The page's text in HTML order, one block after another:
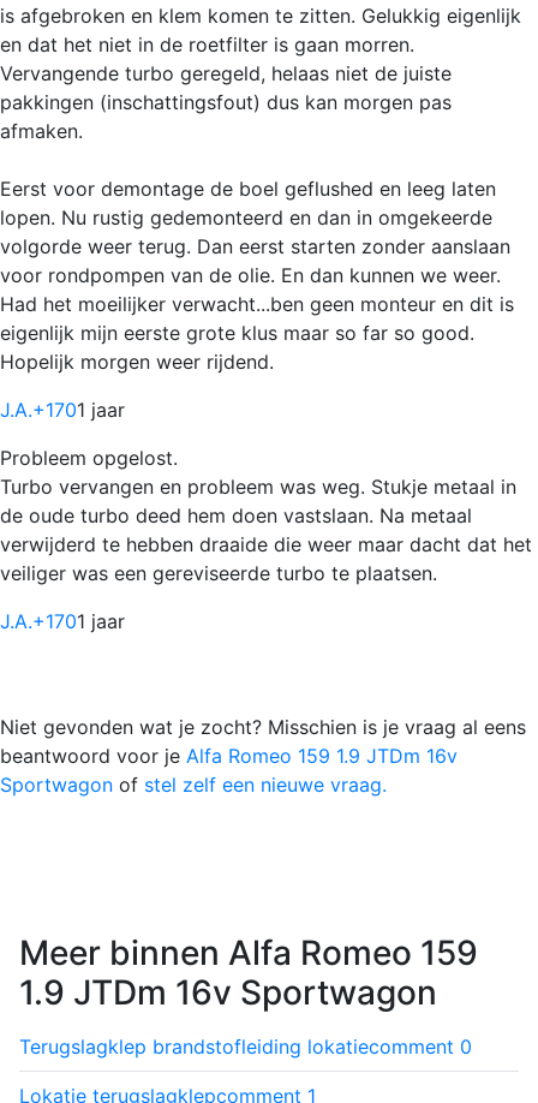
is afgebroken en klem komen te zitten. Gelukkig eigenlijk
en dat het niet in de roetfilter is gaan morren.
Vervangende turbo geregeld, helaas niet de juiste
pakkingen (inschattingsfout) dus kan morgen pas
afmaken.
Eerst voor demontage de boel geflushed en leeg laten
lopen. Nu rustig gedemonteerd en dan in omgekeerde
volgorde weer terug. Dan eerst starten zonder aanslaan
voor rondpompen van de olie. En dan kunnen we weer.
Had het moeilijker verwacht...ben geen monteur en dit is
eigenlijk mijn eerste grote klus maar so far so good.
Hopelijk morgen weer rijdend.
J.A.+1701 jaar
Probleem opgelost.
Turbo vervangen en probleem was weg. Stukje metaal in
de oude turbo deed hem doen vastslaan. Na metaal
verwijderd te hebben draaide die weer maar dacht dat het
veiliger was een gereviseerde turbo te plaatsen.
J.A.+1701 jaar
Niet gevonden wat je zocht? Misschien is je vraag al eens
beantwoord voor je Alfa Romeo 159 1.9 JTDm 16v
Sportwagon of stel zelf een nieuwe vraag.
Meer binnen Alfa Romeo 159
1.9 JTDm 16v Sportwagon
Terugslagklep brandstofleiding lokatiecomment 0
Lokatie terugslagklepcomment 1